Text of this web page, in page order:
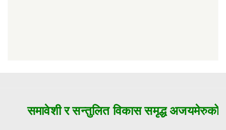
समावेशी र सन्तुलित विकास समृद्ध अजयमेरुको